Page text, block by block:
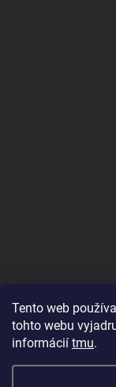
Tento web
tohto webu
informácií tmu.